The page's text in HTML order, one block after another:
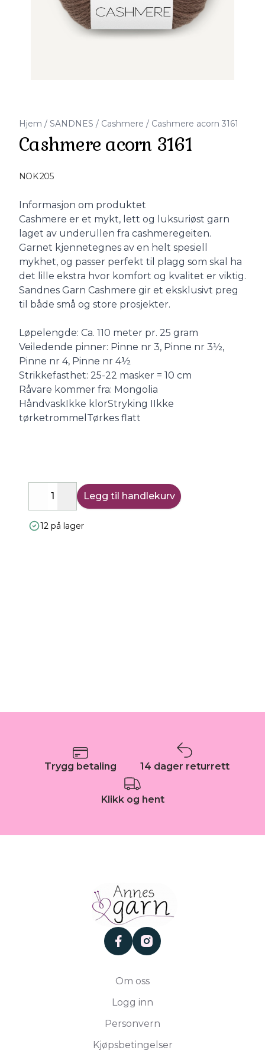
Hjem / SANDNES / Cashmere / Cashmere acorn 3161
Cashmere acorn 3161
NOK 205
Description
Informasjon om produktet
Cashmere er et mykt, lett og luksuriøst garn
laget av underullen fra cashmeregeiten.
Garnet kjennetegnes av en helt spesiell
mykhet, og passer perfekt til plagg som skal ha
det lille ekstra hvor komfort og kvalitet er viktig.
Sandnes Garn Cashmere gir et eksklusivt preg
til både små og store prosjekter.
Løpelengde: Ca. 110 meter pr. 25 gram
Veiledende pinner: Pinne nr 3, Pinne nr 3½,
Pinne nr 4, Pinne nr 4½
Strikkefasthet: 25-22 masker = 10 cm
Råvare kommer fra: Mongolia
HåndvaskIkke klorStryking IIkke
tørketrommelTørkes flatt
DecreaseIncrease
Legg til handlekurv
12 på lager
Trygg betaling 14 dager returrett
Klikk og hent
facebookinstagram
Om oss
Logg inn
Personvern
Kjøpsbetingelser